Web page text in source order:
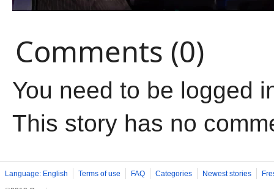
Comments (0)
You need to be logged
This story has no
Language: English Terms of use FAQ Categories Newest stories